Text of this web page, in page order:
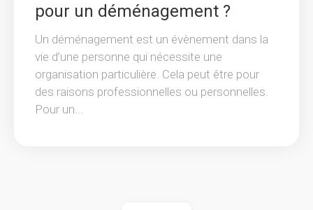
pour un déménagement ?
Un déménagement est un évènement dans la
vie d’une personne qui nécessite une
organisation particulière. Cela peut être pour
des raisons professionnelles ou personnelles.
Pour un...